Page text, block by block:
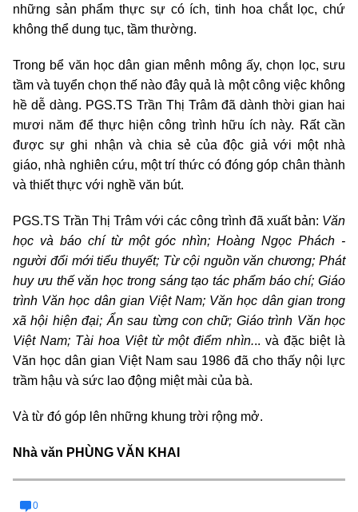
những sản phẩm thực sự có ích, tinh hoa chắt lọc, chứ
không thể dung tục, tầm thường.
Trong bể văn học dân gian mênh mông ấy, chọn lọc, sưu
tầm và tuyển chọn thế nào đây quả là một công việc không
hề dễ dàng. PGS.TS Trần Thị Trâm đã dành thời gian hai
mươi năm để thực hiện công trình hữu ích này. Rất cần
được sự ghi nhận và chia sẻ của độc giả với một nhà
giáo, nhà nghiên cứu, một trí thức có đóng góp chân thành
và thiết thực với nghề văn bút.
PGS.TS Trần Thị Trâm với các công trình đã xuất bản: Văn
học và báo chí từ một góc nhìn; Hoàng Ngọc Phách -
người đổi mới tiểu thuyết; Từ cội nguồn văn chương; Phát
huy ưu thế văn học trong sáng tạo tác phẩm báo chí; Giáo
trình Văn học dân gian Việt Nam; Văn học dân gian trong
xã hội hiện đại; Ẩn sau từng con chữ; Giáo trình Văn học
Việt Nam; Tài hoa Việt từ một điểm nhìn... và đặc biệt là
Văn học dân gian Việt Nam sau 1986 đã cho thấy nội lực
trầm hậu và sức lao động miệt mài của bà.
Và từ đó góp lên những khung trời rộng mở.
Nhà văn PHÙNG VĂN KHAI
0